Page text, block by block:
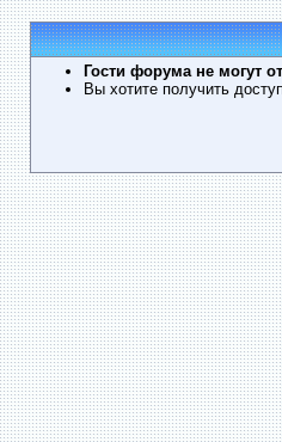
Гости форума не могут
Вы хотите получить